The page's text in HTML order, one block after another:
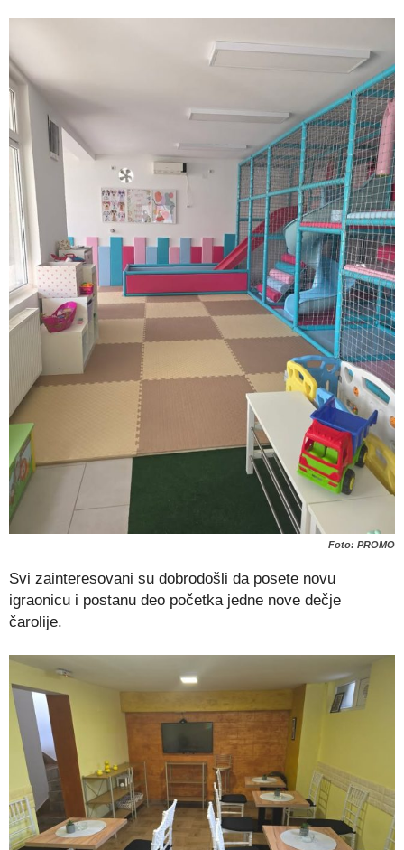
Foto: PROMO
Svi zainteresovani su dobrodošli da posete novu
igraonicu i postanu deo početka jedne nove dečje
čarolije.